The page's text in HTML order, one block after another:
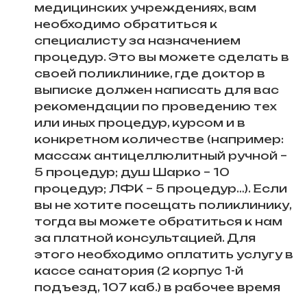
медицинских учреждениях, вам
необходимо обратиться к
специалисту за назначением
процедур. Это вы можете сделать в
своей поликлинике, где доктор в
выписке должен написать для вас
рекомендации по проведению тех
или иных процедур, курсом и в
конкретном количестве (например:
массаж антицеллюлитный ручной –
5 процедур; душ Шарко – 10
процедур; ЛФК – 5 процедур…). Если
вы не хотите посещать поликлинику,
тогда вы можете обратиться к нам
за платной консультацией. Для
этого необходимо оплатить услугу в
кассе санатория (2 корпус 1-й
подъезд, 107 каб.) в рабочее время